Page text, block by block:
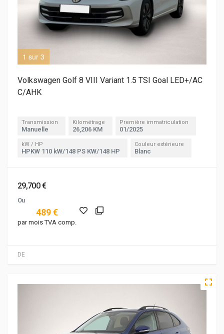
1 sur 3
DE
Volkswagen Golf 8 VIII Variant 1.5 TSI Goal LED+/AC
C/AHK
Transmission
Manuelle
Kilométrage
26,206 KM
Première immatriculation
01/2025
kW / HP
HPKW 110 kW/148 PS KW/148 HP
Couleur extérieure
Blanc
29,700 €
Ou
489 €
par mois TVA comp.